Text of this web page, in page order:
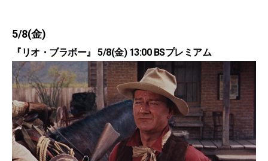
5/8(金)
『リオ・ブラボー』 5/8(金) 13:00 BSプレミアム